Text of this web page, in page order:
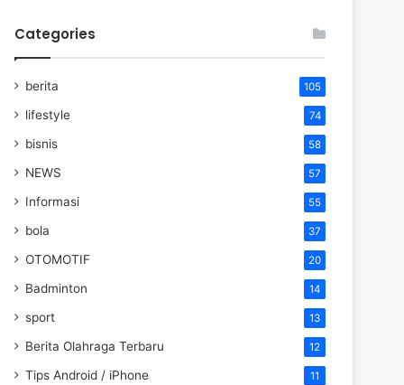
Categories
berita 105
lifestyle 74
bisnis 58
NEWS 57
Informasi 55
bola 37
OTOMOTIF 20
Badminton 14
sport 13
Berita Olahraga Terbaru 12
Tips Android / iPhone 11